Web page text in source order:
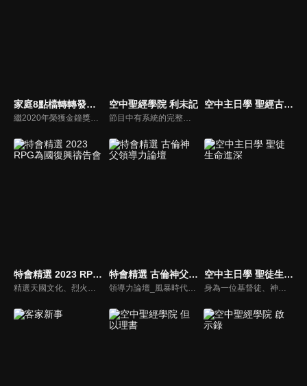
家庭8點檔轉轉發現愛
繼2020年榮獲金鐘獎「生活風格節目主持人獎」，2021年再度入圍，從真理出發的家庭談話性節目，針對現代婚姻家庭議題讓您輕鬆掌握關注方向。
空中聖經學院 利未記
節目中有系統的完整講解聖經真理，邀請受過解經講道訓練的老師，按著正意分解真理的道，帶領弟兄姊妹更深的了解聖經的浩瀚與偉大
空中主日學 聖經古事今談
特會精選 2023 RPG為國復興禱告會
精選天國文化、烈火特會、超自然大能與使徒性教會等特會，幫助我們更加明白神的心意，好讓我們的生命能走在神的道路上進入命定。
特會精選 古倫神父領導力論壇
領導力論壇_風暴時代的領導與工作，由天主教Anselm Grun古倫神父主講，會中提到領導力的原則：首在勿評斷自己，先接納自我，先處理負面情緒，在工作上落實祈禱，在態度上能充分信任下屬，亦在改善個人性工作耗竭的四個面向上得以精進： 一、從負面得到的力量 二、處在別人期待中 三、維持表面功夫 四、忽略身心疲憊 五、外在的期望 在做好領導工作前要先認識自己，好的領導者會先接納自己，察覺內在的情緒，透過察覺內在轉化為正面力量。
空中主日學 聖徒生命進深
身為一位基督徒、神的兒女，不能只是在知識上認識這位父神，我們應該要全面認識祂，當我們越多認識祂的屬性，並且經歷祂的恩典，我們就對祂的信心就越加增，以至於在每天的生活中都能享受祂奇妙、豐盛的一切！